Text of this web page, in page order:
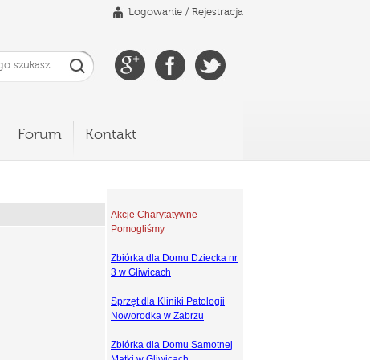
Logowanie / Rejestracja
Forum Kontakt
Akcje Charytatywne -
Pomogliśmy
Zbiórka dla Domu Dziecka nr
3 w Gliwicach
Sprzęt dla Kliniki Patologii
Noworodka w Zabrzu
Zbiórka dla Domu Samotnej